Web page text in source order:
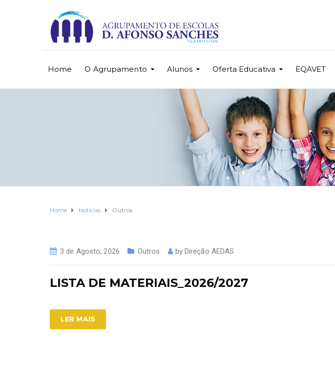
Home O Agrupamento Alunos Oferta Educativa EQAVET
Home Notícias Outros
3 de Agosto, 2026 Outros by Direção AEDAS
LISTA DE MATERIAIS_2026/2027
LER MAIS